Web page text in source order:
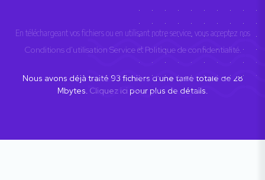
En téléchargeant vos fichiers ou en utilisant notre service, vous acceptez nos
Conditions d'utilisation Serviceet Politique de confidentialité.
Nous avons déjà traité 93 fichiers d'une taille totale de 28
Mbytes. Cliquez ici pour plus de détails.